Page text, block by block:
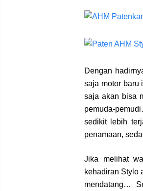
Dengan
saja motor baru
saja akan bisa
pemuda-
sedikit lebih
penamaan,
Jika melihat
kehadiran Stylo
mendatang…